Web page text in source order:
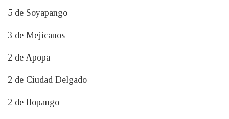
5 de Soyapango
3 de Mejicanos
2 de Apopa
2 de Ciudad Delgado
2 de Ilopango